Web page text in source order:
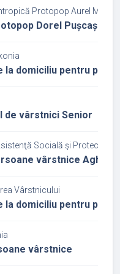
Protopop Aurel
Dorel Pușcaș
la domiciliu pentru
de vârstnici Senior
Socială şi Protecţia
vârstnice
Vârstnicului
la domiciliu pentru
vârstnice